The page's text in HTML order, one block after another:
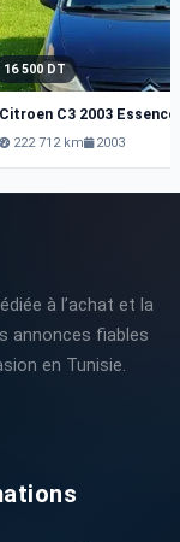
16 500 DT
Citroen C3 2003 Essence
222 712 km 2003
à l’achat et la
annonces fiables
en Tunisie.